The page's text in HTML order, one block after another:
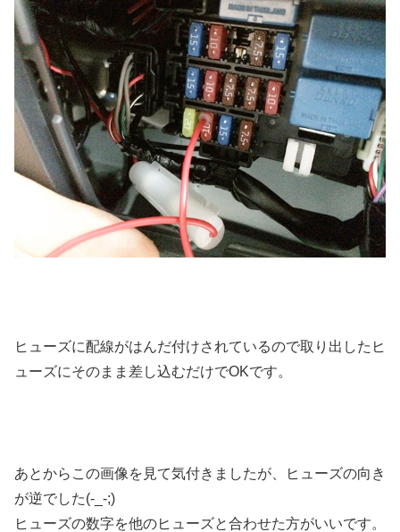
ヒューズに配線がはんだ付けされているので取り出したヒ
ューズにそのまま差し込むだけでOKです。
あとからこの画像を見て気付きましたが、ヒューズの向き
が逆でした(-_-;)
ヒューズの数字を他のヒューズと合わせた方がいいです。